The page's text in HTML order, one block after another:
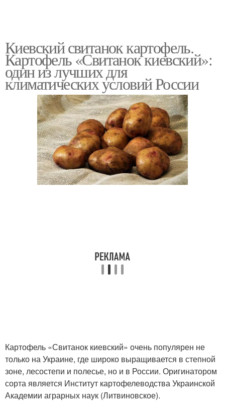
Киевский свитанок картофель.
Картофель «Свитанок киевский»:
один из лучших для
климатических условий России
Картофель «Свитанок киевский» очень популярен не
только на Украине, где широко выращивается в степной
зоне, лесостепи и полесье, но и в России. Оригинатором
сорта является Институт картофелеводства Украинской
Академии аграрных наук (Литвиновское).